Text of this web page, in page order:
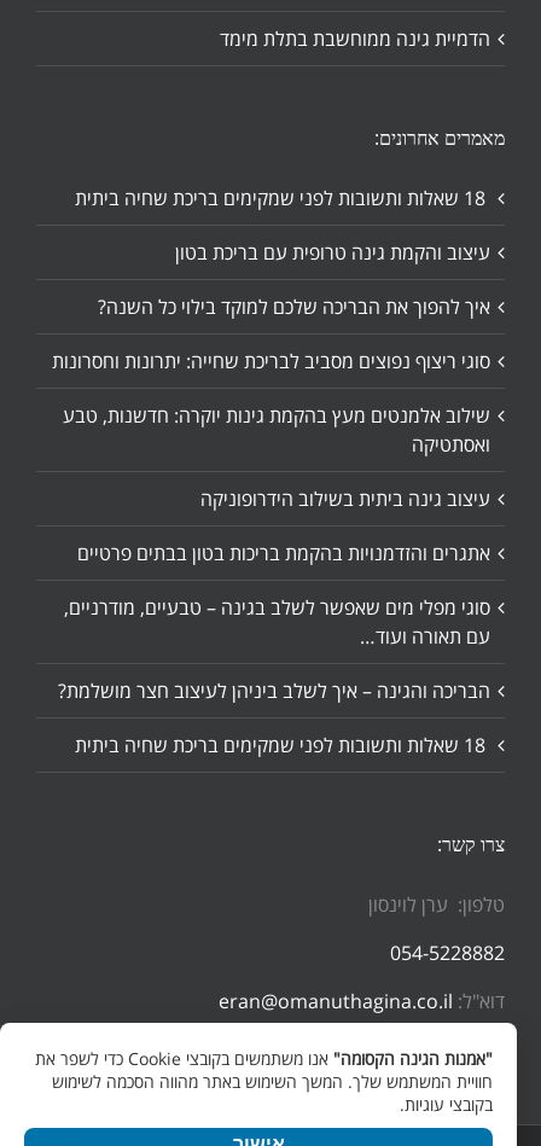
הדמיית גינה ממוחשבת בתלת מימד
מאמרים אחרונים:
עיצוב והקמת גינה טרופית עם בריכת בטון
איך להפוך את הבריכה שלכם למוקד בילוי כל השנה?
סוגי ריצוף נפוצים מסביב לבריכת שחייה: יתרונות וחסרונות
שילוב אלמנטים מעץ בהקמת גינות יוקרה: חדשנות, טבע
ואסתטיקה
עיצוב גינה ביתית בשילוב הידרופוניקה
אתגרים והזדמנויות בהקמת בריכות בטון בבתים פרטיים
סוגי מפלי מים שאפשר לשלב בגינה – טבעיים, מודרניים,
עם תאורה ועוד…
הבריכה והגינה – איך לשלב ביניהן לעיצוב חצר מושלמת?
צרו קשר:
טלפון: ערן לוינסון
054-5228882
דוא"ל: eran@omanuthagina.co.il
"אמנות הגינה הקסומה"
אנו משתמשים בקובצי Cookie כדי לשפר את
חוויית המשתמש שלך. המשך השימוש באתר מהווה הסכמה לשימוש
בקובצי עוגיות.